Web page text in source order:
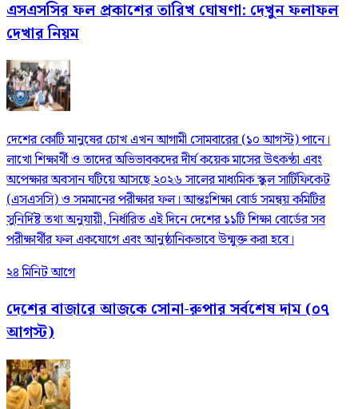
এসএসসির ফল প্রকাশের তারিখ ঘোষণা: দেখুন ফলাফল
দেখার নিয়ম
দেশের কোটি মানুষের চোখ এখন আগামী সোমবারের (১০ আগস্ট) পানে।
লাখো শিক্ষার্থী ও তাদের অভিভাবকদের দীর্ঘ কয়েক মাসের উৎকণ্ঠা এবং
অপেক্ষার অবসান ঘটিয়ে আসছে ২০২৬ সালের মাধ্যমিক স্কুল সার্টিফিকেট
(এসএসসি) ও সমমানের পরীক্ষার ফল। আন্তঃশিক্ষা বোর্ড সমন্বয় কমিটির
সুনির্দিষ্ট তথ্য অনুযায়ী, নির্ধারিত এই দিনে দেশের ১১টি শিক্ষা বোর্ডের সব
পরীক্ষার্থীর ফল একযোগে এবং আনুষ্ঠানিকভাবে উন্মুক্ত করা হবে।
২৪ মিনিট আগে
দেশের বাজারে আজকে সোনা-রুপার সর্বশেষ দাম (০৭
আগস্ট)